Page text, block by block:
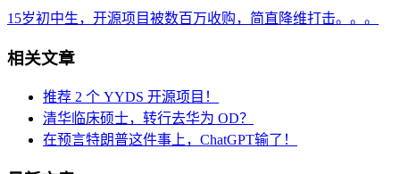
15岁初中生，开源项目被数百万收购，简直降维打击。。。
相关文章
推荐 2 个 YYDS 开源项目！
清华临床硕士，转行去华为 OD？
在预言特朗普这件事上，ChatGPT输了！